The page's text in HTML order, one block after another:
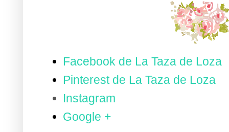
Facebook de La Taza de Loza
Pinterest de La Taza de Loza
Instagram
Google +